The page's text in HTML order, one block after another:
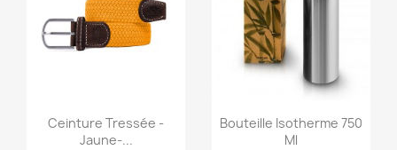
Aperçu rapide
Ceinture Tressée -
Jaune-...
Aperçu rapide
Bouteille Isotherme 750
Ml